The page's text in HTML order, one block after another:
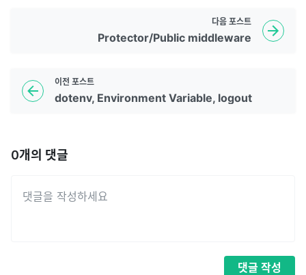
이전 포스트
dotenv, Environment Variable, logout
다음 포스트
Protector/Public middleware
0개의 댓글
댓글 작성